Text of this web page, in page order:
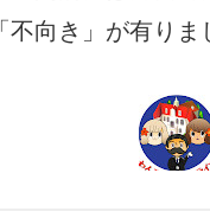
向き」が有りま